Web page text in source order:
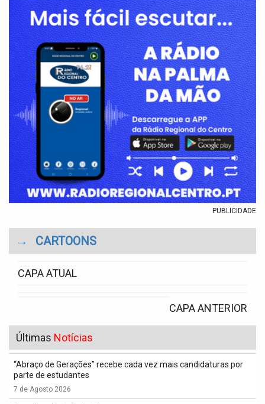
PUBLICIDADE
→ CARTOONS
CAPA ATUAL
CAPA ANTERIOR
Últimas Notícias
“Abraço de Gerações” recebe cada vez mais candidaturas por
parte de estudantes
7 de Agosto 2026